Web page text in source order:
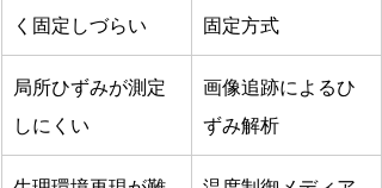
く固定しづらい
固定方式
局所ひずみが測定
しにくい
画像追跡によるひ
ずみ解析